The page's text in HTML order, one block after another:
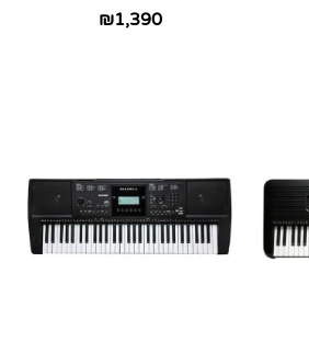
₪1,390